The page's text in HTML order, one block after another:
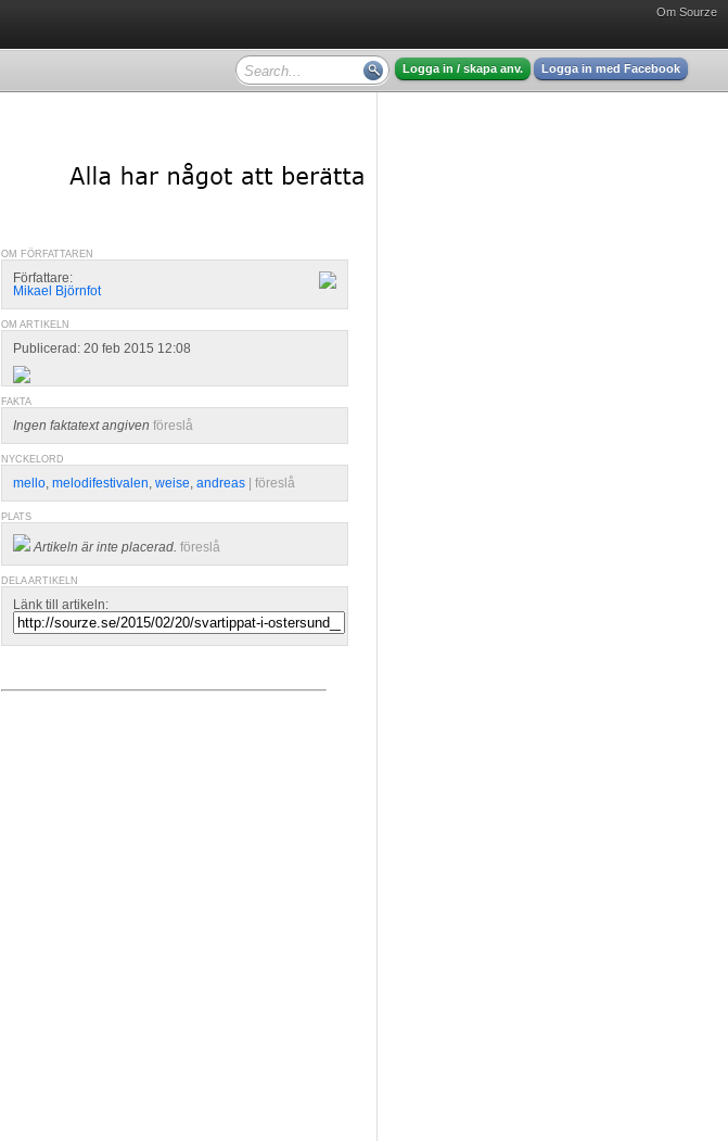
Om Sourze
Logga in / skapa anv. Logga in med Facebook
OM FÖRFATTAREN
Författare:
Mikael Björnfot
OM ARTIKELN
Publicerad: 20 feb 2015 12:08
FAKTA
Ingen faktatext angiven föreslå
NYCKELORD
mello, melodifestivalen, weise, andreas föreslå
PLATS
Artikeln är inte placerad. föreslå
DELA ARTIKELN
Länk till artikeln: